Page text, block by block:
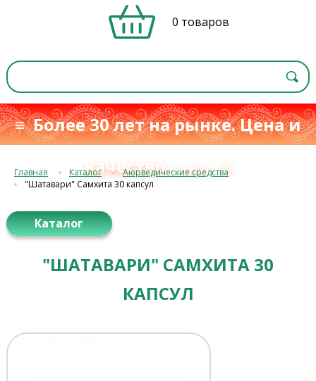
0 товаров
≡ Более 30 лет на рынке. Цена и
качествос 1993 г.≡
Главная Каталог
Аюрведические средства
"Шатавари" Самхита 30 капсул
Каталог
"ШАТАВАРИ" САМХИТА 30
КАПСУЛ